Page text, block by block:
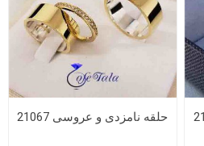
حلقه نامزدی و عروسی 21067